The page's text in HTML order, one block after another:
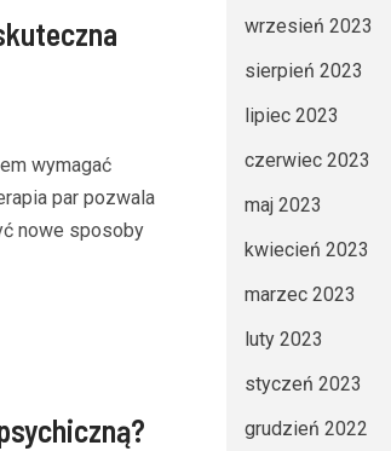
wymagać
par pozwala
nowe sposoby
wrzesień 2023
sierpień 2023
lipiec 2023
czerwiec 2023
maj 2023
kwiecień 2023
marzec 2023
luty 2023
styczeń 2023
grudzień 2022